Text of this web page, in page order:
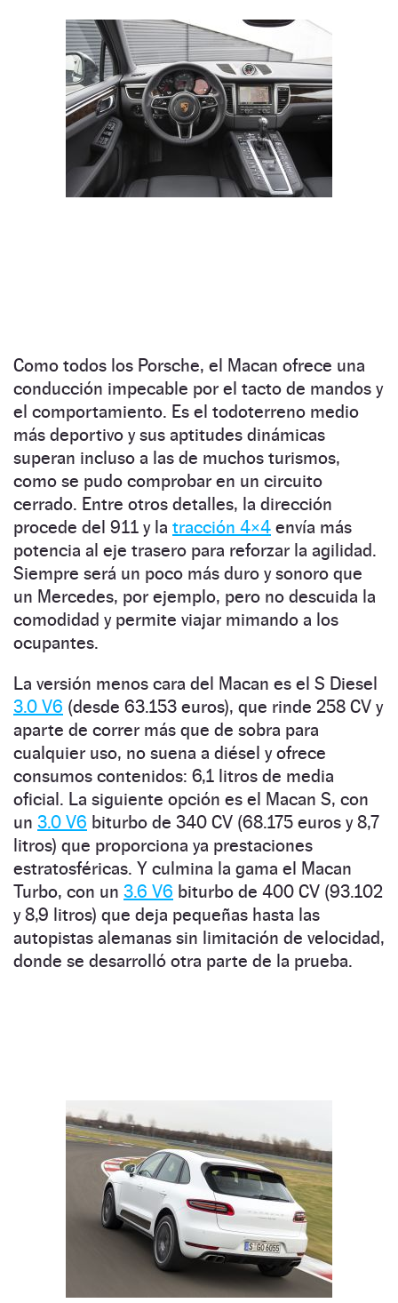
Como todos los Porsche, el Macan ofrece una
conducción impecable por el tacto de mandos y
el comportamiento. Es el todoterreno medio
más deportivo y sus aptitudes dinámicas
superan incluso a las de muchos turismos,
como se pudo comprobar en un circuito
cerrado. Entre otros detalles, la dirección
procede del 911 y la tracción 4×4 envía más
potencia al eje trasero para reforzar la agilidad.
Siempre será un poco más duro y sonoro que
un Mercedes, por ejemplo, pero no descuida la
comodidad y permite viajar mimando a los
ocupantes.
La versión menos cara del Macan es el S Diesel
3.0 V6 (desde 63.153 euros), que rinde 258 CV y
aparte de correr más que de sobra para
cualquier uso, no suena a diésel y ofrece
consumos contenidos: 6,1 litros de media
oficial. La siguiente opción es el Macan S, con
un 3.0 V6 biturbo de 340 CV (68.175 euros y 8,7
litros) que proporciona ya prestaciones
estratosféricas. Y culmina la gama el Macan
Turbo, con un 3.6 V6 biturbo de 400 CV (93.102
y 8,9 litros) que deja pequeñas hasta las
autopistas alemanas sin limitación de velocidad,
donde se desarrolló otra parte de la prueba.